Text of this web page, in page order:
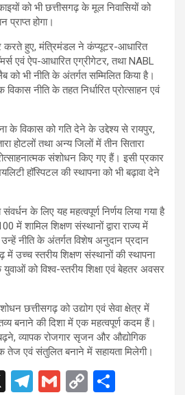
को भी छत्तीसगढ़ के मूल निवासियों को
होगा।
करते हुए, मंत्रिमंडल ने कंप्यूटर-आधारित
एवं ऐप-आधारित एग्रीगेटर, तथा NABL
को भी नीति के अंतर्गत सम्मिलित किया है।
नीति के तहत निर्धारित प्रोत्साहन एवं
के विकास को गति देने के उद्देश्य से रायपुर,
होटलों तथा अन्य जिलों में तीन सितारा
संशोधन किए गए हैं। इसी प्रकार
हॉस्पिटल की स्थापना को भी बढ़ावा देने
के लिए यह महत्वपूर्ण निर्णय लिया गया है
में शामिल शिक्षण संस्थानों द्वारा राज्य में
नीति के अंतर्गत विशेष अनुदान प्रदान
में उच्च स्तरीय शिक्षण संस्थानों की स्थापना
को विश्व-स्तरीय शिक्षा एवं बेहतर अवसर
छत्तीसगढ़ को उद्योग एवं सेवा क्षेत्र में
बनाने की दिशा में एक महत्वपूर्ण कदम हैं।
व्यापक रोजगार सृजन और औद्योगिक
तेज एवं संतुलित बनाने में सहायता मिलेगी।
X
T
G
C